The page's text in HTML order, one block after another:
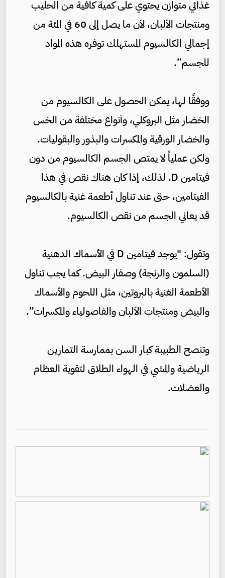
غذائي متوازن يحتوي على كمية كافية من الحليب
ومنتجات الألبان، لأن ما يصل إلى 60 في المئة من
إجمالي الكالسيوم المستهلك توفره هذه المواد
للجسم”.
ووفقًا لها، يمكن الحصول على الكالسيوم من
الخضار مثل البروكلي، وأنواع مختلفة من الخس
والخضار الورقية والمكسرات والبذور والبقوليات.
ولكن عملياً لا يمتص الجسم الكالسيوم من دون
فيتامين D. لذلك، إذا كان هناك نقص في هذا
الفيتامين، حتى عند تناول أطعمة غنية بالكالسيوم
قد يعاني الجسم من نقص الكالسيوم.
وتقول: "يوجد فيتامين D في الأسماك الدهنية
(السلمون والرنجة) وصفار البيض. كما يجب تناول
الأطعمة الغنية بالبروتين، مثل اللحوم والأسماك
والبيض ومنتجات الألبان والفاصولياء والمكسرات”.
وتنصح الطبيبة كبار السن بممارسة التمارين
الرياضية والمشي في الهواء الطلاق لتقوية العظام
والعضلات.